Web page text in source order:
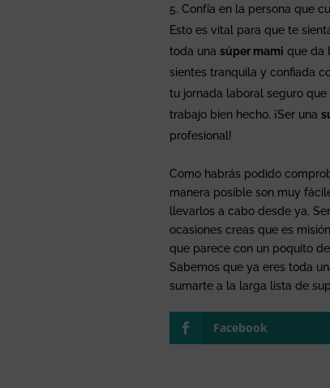
Confía en la persona que
Esto es vital para que te
toda unasúper mami que da
sientes tranquila y confiada
tu jornada laboral seguro
trabajo bien hecho. ¡Ser una
profesional!
Como habrás podido
manera posible son muy
llevarlos a cabo desde ya.
ocasiones creas que es
que parece con un poquito
Sabemos que ya eres toda
sumarte a la larga lista de
Facebook